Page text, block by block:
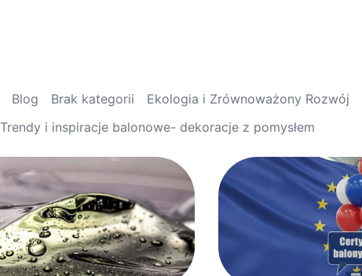
Blog Brak kategorii Ekologia i Zrównoważony Rozwój
Trendy i inspiracje balonowe- dekoracje z pomysłem